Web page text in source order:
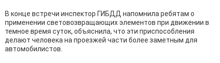
В конце встречи инспектор ГИБДД напомнила ребятам о
применении световозвращающих элементов при движении в
темное время суток, объяснила, что эти приспособления
делают человека на проезжей части более заметным для
автомобилистов.